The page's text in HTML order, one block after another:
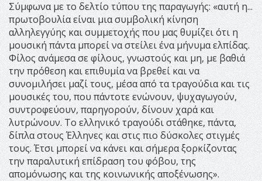
Σύμφωνα με το δελτίο τύπου της παραγωγής: «αυτή η...
πρωτοβουλία είναι μια συμβολική κίνηση
αλληλεγγύης και συμμετοχής που μας θυμίζει ότι η
μουσική πάντα μπορεί να στείλει ένα μήνυμα ελπίδας.
Φίλος ανάμεσα σε φίλους, γνωστούς και μη, με βαθιά
την πρόθεση και επιθυμία να βρεθεί και να
συνομιλήσει μαζί τους, μέσα από τα τραγούδια και τις
μουσικές του, που πάντοτε ενώνουν, ψυχαγωγούν,
συντροφεύουν, παρηγορούν, δίνουν χαρά και
λυτρώνουν. Το ελληνικό τραγούδι στάθηκε, πάντα,
δίπλα στους Έλληνες και στις πιο δύσκολες στιγμές
τους. Έτσι μπορεί να κάνει και σήμερα ξορκίζοντας
την παραλυτική επίδραση του φόβου, της
απομόνωσης και της κοινωνικής αποξένωσης».